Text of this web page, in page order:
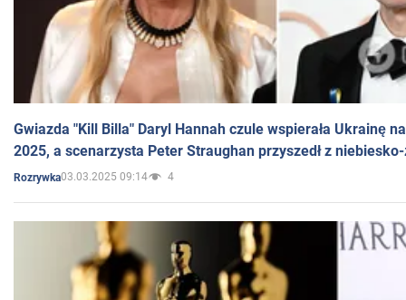
Gwiazda "Kill Billa" Daryl Hannah czule wspierała Ukrainę
2025, a scenarzysta Peter Straughan przyszedł z
Rozrywka03.03.2025 09:14 4